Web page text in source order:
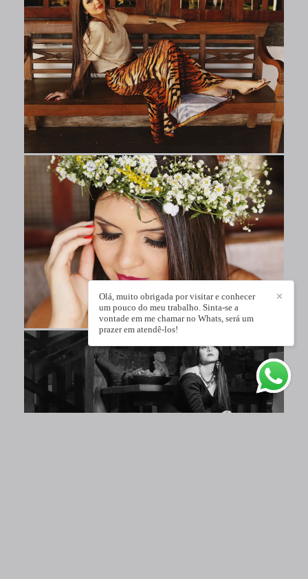
✕
Olá, muito obrigada por visitar e conhecer
um pouco do meu trabalho. Sinta-se a
vontade em me chamar no Whats, será um
prazer em atendê-los!